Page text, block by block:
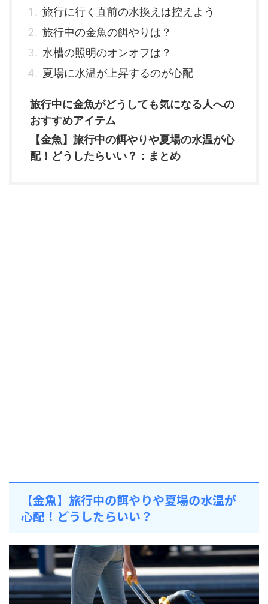
旅行に行く直前の水換えは控えよう
旅行中の金魚の餌やりは？
水槽の照明のオンオフは？
夏場に水温が上昇するのが心配
旅行中に金魚がどうしても気になる人への
おすすめアイテム
【金魚】旅行中の餌やりや夏場の水温が心
配！どうしたらいい？：まとめ
【金魚】旅行中の餌やりや夏場の水温が
心配！どうしたらいい？